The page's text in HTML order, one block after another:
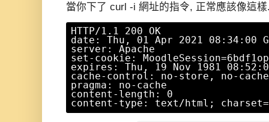
當你下了 curl -i 網址的指令, 正常應該像這
HTTP/1.1 200 OK
date: Thu, 01 Apr 2021 08:34:00
server: Apache
set-cookie:
expires: Thu, 19 Nov 1981
cache-control: no-store, no-
pragma: no-cache
content-length: 0
content-type: text/html;